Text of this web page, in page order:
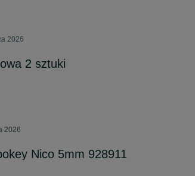
2026
2 sztuki
2026
Nico 5mm 928911